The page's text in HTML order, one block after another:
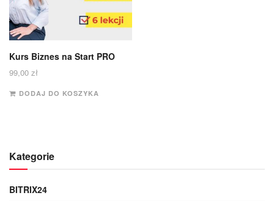
Kurs Biznes na Start PRO
99,00 zł
DODAJ DO KOSZYKA
Kategorie
BITRIX24